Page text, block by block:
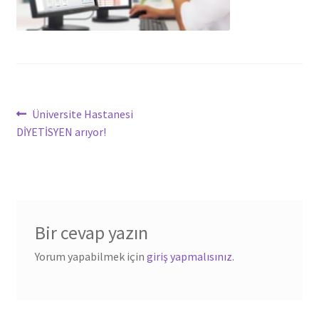
Yazı
dolaşımı
Önceki
yazı:
Üniversite Hastanesi
DİYETİSYEN arıyor!
Bir cevap yazın
Yorum yapabilmek için giriş yapmalısınız.